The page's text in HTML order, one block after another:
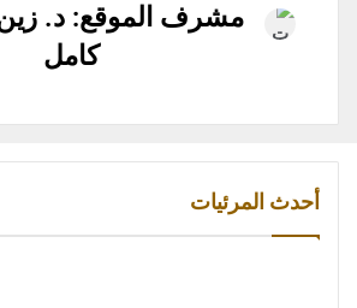
مشرف الموقع: د. زين
كامل
أحدث المرئيات